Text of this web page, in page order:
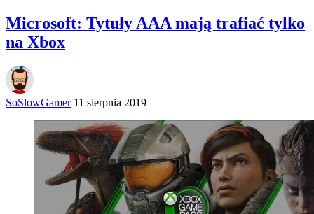
Microsoft: Tytuły AAA mają trafiać tylko
na Xbox
SoSlowGamer 11 sierpnia 2019